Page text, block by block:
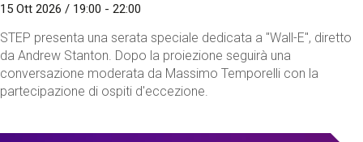
15 Ott 2026 / 19:00 - 22:00
STEP presenta una serata speciale dedicata a "Wall-E", diretto
da Andrew Stanton. Dopo la proiezione seguirà una
conversazione moderata da Massimo Temporelli con la
partecipazione di ospiti d'eccezione.